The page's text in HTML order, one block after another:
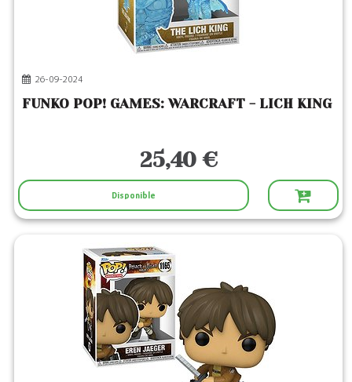
26-09-2024
FUNKO POP! GAMES: WARCRAFT - LICH KING
25,40 €
Disponible